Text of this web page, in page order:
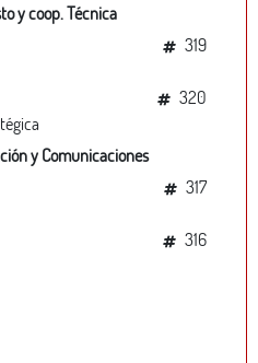
y coop. Técnica
319
320
y Comunicaciones
317
316